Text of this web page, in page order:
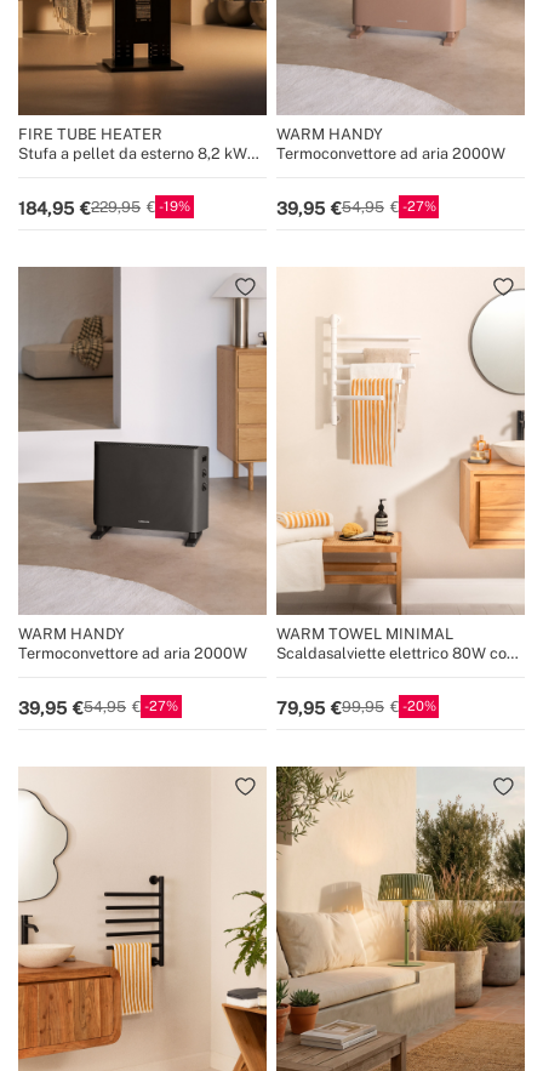
FIRE TUBE HEATER
Stufa a pellet da esterno 8,2 kW
184,95 229,95 19
WARM HANDY
Termoconvettore ad aria 2000W
39,95 54,95 27
WARM HANDY
Termoconvettore ad aria 2000W
39,95 54,95 27
WARM TOWEL MINIMAL
Scaldasalviette elettrico 80W con
79,95 99,95 20